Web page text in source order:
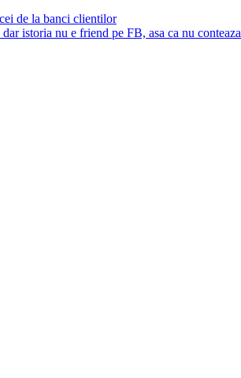
de la banci clientilor
istoria nu e friend pe FB, asa ca nu conteaza